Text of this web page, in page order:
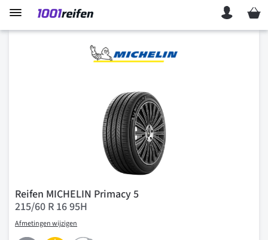
Mein
Reifen MICHELIN Primacy 5
215/60 R 16 95H
Afmetingen wijzigen